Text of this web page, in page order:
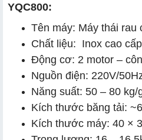
YQC800:
Tên máy: Máy thái rau
Chất liệu: Inox cao
Động cơ: 2 motor –
Nguồn điện: 220V/
Năng suất: 50 – 80 kg/
Kích thước băng tải:
Kích thước máy: 40 ×